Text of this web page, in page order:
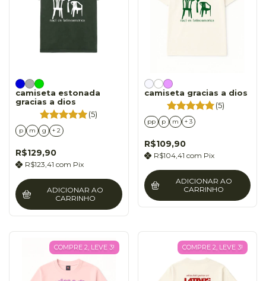
camiseta estonada
gracias a dios
(5)
p m g + 2
R$129,90
R$123,41 com Pix
ADICIONAR AO
CARRINHO
camiseta gracias a dios
(5)
pp p m + 3
R$109,90
R$104,41 com Pix
ADICIONAR AO
CARRINHO
COMPRE 2, LEVE 3! COMPRE 2, LEVE 3!